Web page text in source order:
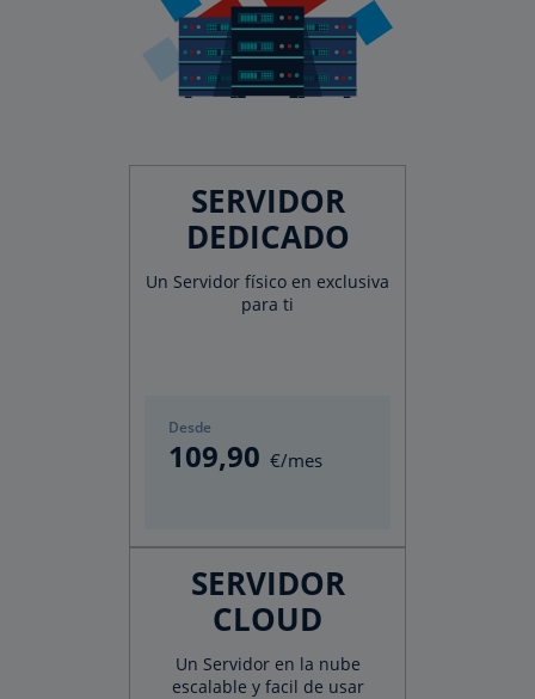
SERVIDOR
DEDICADO
Un Servidor físico en exclusiva
para ti
Desde
109,90 €/mes
SERVIDOR
CLOUD
Un Servidor en la nube
escalable y facil de usar